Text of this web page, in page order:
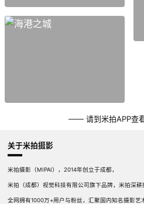
—— 请到米拍APP查
关于米拍摄影
米拍摄影（MIPAI），2014年创立于成都，
米拍（成都）视觉科技有限公司旗下品牌，米拍深耕
全网拥有1000万+用户与粉丝，汇聚国内知名摄影艺